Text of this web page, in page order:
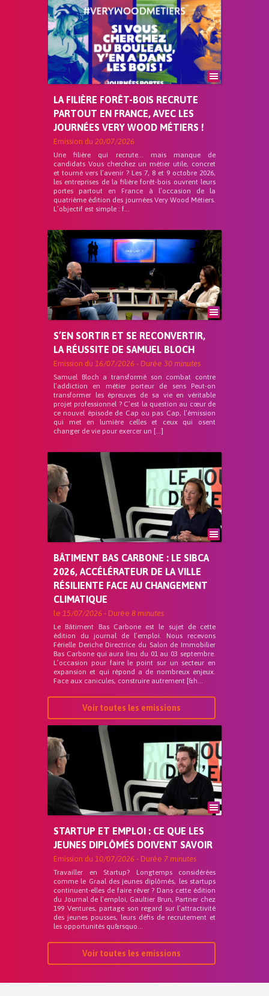
LA FILIÈRE FORÊT-BOIS RECRUTE
PARTOUT EN FRANCE, AVEC LES
JOURNÉES VERY WOOD MÉTIERS !
Emission du 20/07/2026
Une filière qui recrute… mais manque de
candidats Vous cherchez un métier utile, concret
et tourné vers l’avenir ? Les 7, 8 et 9 octobre 2026,
les entreprises de la filière forêt-bois ouvrent leurs
portes partout en France à l’occasion de la
quatrième édition des journées Very Wood Métiers.
L’objectif est simple : f...
S’EN SORTIR ET SE RECONVERTIR,
LA RÉUSSITE DE SAMUEL BLOCH
Emission du 16/07/2026 - Durée 30 minutes
Samuel Bloch a transformé son combat contre
l’addiction en métier porteur de sens Peut-on
transformer les épreuves de sa vie en véritable
projet professionnel ? C’est la question au cœur de
ce nouvel épisode de Cap ou pas Cap, l’émission
qui met en lumière celles et ceux qui osent
changer de vie pour exercer un […]
BÂTIMENT BAS CARBONE : LE SIBCA
2026, ACCÉLÉRATEUR DE LA VILLE
RÉSILIENTE FACE AU CHANGEMENT
CLIMATIQUE
le 15/07/2026 - Durée 8 minutes
Le Bâtiment Bas Carbone est le sujet de cette
édition du journal de l’emploi. Nous recevons
Férielle Deriche Directrice du Salon de Immobilier
Bas Carbone qui aura lieu du 01 au 03 septembre.
L’occasion pour faire le point sur un secteur en
expansion et qui répond a de nombreux enjeux.
Face aux canicules, construire autrement [&h...
Voir toutes les emissions
STARTUP ET EMPLOI : CE QUE LES
JEUNES DIPLÔMÉS DOIVENT SAVOIR
Emission du 10/07/2026 - Durée 7 minutes
Travailler en Startup? Longtemps considérées
comme le Graal des jeunes diplômés, les startups
continuent-elles de faire rêver ? Dans cette édition
du Journal de l’emploi, Gaultier Brun, Partner chez
199 Ventures, partage son regard sur l’attractivité
des jeunes pousses, leurs défis de recrutement et
les opportunités qu&rsquo...
Voir toutes les emissions